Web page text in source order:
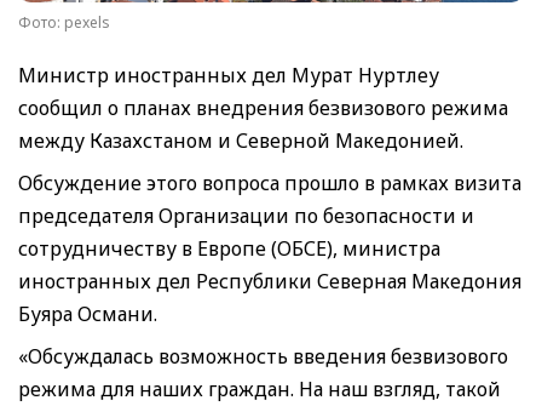
Фото: pexels
Министр иностранных дел Мурат Нуртлеу
сообщил о планах внедрения безвизового режима
между Казахстаном и Северной Македонией.
Обсуждение этого вопроса прошло в рамках визита
председателя Организации по безопасности и
сотрудничеству в Европе (ОБСЕ), министра
иностранных дел Республики Северная Македония
Буяра Османи.
«Обсуждалась возможность введения безвизового
режима для наших граждан. На наш взгляд, такой